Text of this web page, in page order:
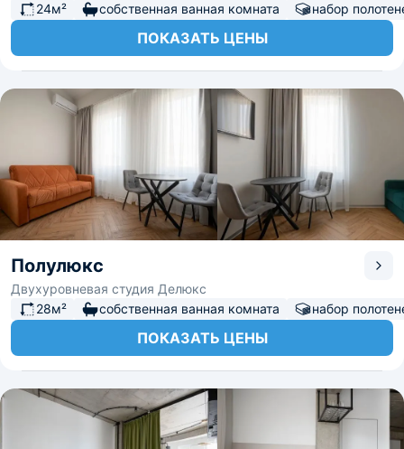
24м²
собственная ванная комната набор
ПОКАЗАТЬ ЦЕНЫ
Полулюкс
Двухуровневая студия Делюкс
28м²
собственная ванная комната набор
ПОКАЗАТЬ ЦЕНЫ